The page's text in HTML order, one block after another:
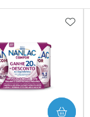
COMPRAR